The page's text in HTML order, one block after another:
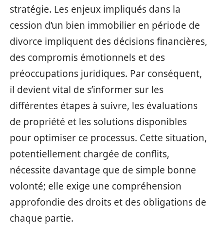
stratégie. Les enjeux impliqués dans la
cession d’un bien immobilier en période de
divorce impliquent des décisions financières,
des compromis émotionnels et des
préoccupations juridiques. Par conséquent,
il devient vital de s’informer sur les
différentes étapes à suivre, les évaluations
de propriété et les solutions disponibles
pour optimiser ce processus. Cette situation,
potentiellement chargée de conflits,
nécessite davantage que de simple bonne
volonté; elle exige une compréhension
approfondie des droits et des obligations de
chaque partie.